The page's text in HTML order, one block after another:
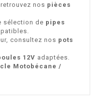
nos pièces
sélection de pipes
consultez nos pots
12V adaptées.
Motobécane /